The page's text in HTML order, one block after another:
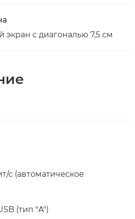
с диагональю 7,5 см
с (автоматическое
(тип "A")